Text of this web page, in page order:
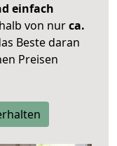
einfach
von nurca.
Beste daran
Preisen